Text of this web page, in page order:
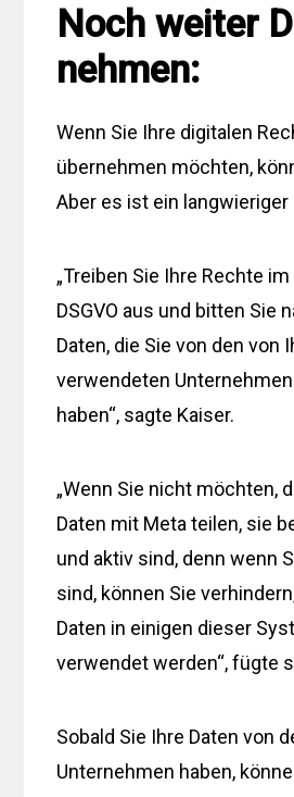
Noch weiter
nehmen:
Wenn Sie Ihre digitalen
übernehmen möchten,
Aber es ist ein langwieriger
„Treiben Sie Ihre Rechte
DSGVO aus und bitten Sie
Daten, die Sie von den von
verwendeten
haben“, sagte Kaiser.
„Wenn Sie nicht möchten,
Daten mit Meta teilen, sie
und aktiv sind, denn wenn
sind, können Sie
Daten in einigen dieser
verwendet werden“, fügte
Sobald Sie Ihre Daten von
Unternehmen haben,